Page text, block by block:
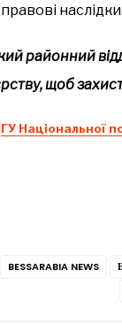
наслідки.
районний
щоб
ГУ Національної
BESSARABIA NEWS